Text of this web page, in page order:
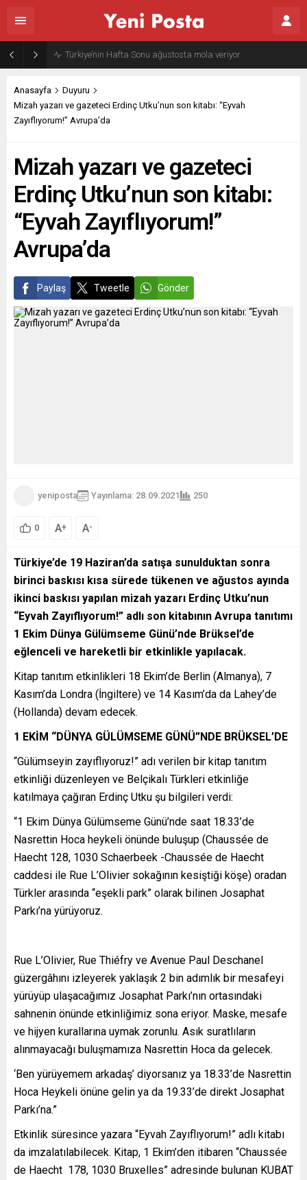
Gazze’nin geleceği: Teknokratik kontrol mü, kolonializm mi?
Anasayfa
Duyuru
Mizah yazarı ve gazeteci Erdinç Utku’nun son kitabı: “Eyvah
Zayıflıyorum!” Avrupa’da
Mizah yazarı ve gazeteci
Erdinç Utku’nun son kitabı:
“Eyvah Zayıflıyorum!”
Avrupa’da
Paylaş Tweetle Gönder
yeniposta Yayınlama: 28.09.2021 250
0 A+ A-
Türkiye’de 19 Haziran’da satışa sunulduktan sonra
birinci baskısı kısa sürede tükenen ve ağustos ayında
ikinci baskısı yapılan mizah yazarı Erdinç Utku’nun
“Eyvah Zayıflıyorum!” adlı son kitabının Avrupa tanıtımı
1 Ekim Dünya Gülümseme Günü’nde Brüksel’de
eğlenceli ve hareketli bir etkinlikle yapılacak.
Kitap tanıtım etkinlikleri 18 Ekim’de Berlin (Almanya), 7
Kasım’da Londra (İngiltere) ve 14 Kasım’da da Lahey’de
(Hollanda) devam edecek.
1 EKİM “DÜNYA GÜLÜMSEME GÜNÜ”NDE BRÜKSEL’DE
“Gülümseyin zayıflıyoruz!” adı verilen bir kitap tanıtım
etkinliği düzenleyen ve Belçikalı Türkleri etkinliğe
katılmaya çağıran Erdinç Utku şu bilgileri verdi:
“1 Ekim Dünya Gülümseme Günü’nde saat 18.33’de
Nasrettin Hoca heykeli önünde buluşup (Chaussée de
Haecht 128, 1030 Schaerbeek -Chaussée de Haecht
caddesi ile Rue L’Olivier sokağının kesiştiği köşe) oradan
Türkler arasında “eşekli park” olarak bilinen Josaphat
Parkı’na yürüyoruz.
Rue L’Olivier, Rue Thiéfry ve Avenue Paul Deschanel
güzergâhını izleyerek yaklaşık 2 bin adımlık bir mesafeyi
yürüyüp ulaşacağımız Josaphat Parkı’nın ortasındaki
sahnenin önünde etkinliğimiz sona eriyor. Maske, mesafe
ve hijyen kurallarına uymak zorunlu. Asık suratlıların
alınmayacağı buluşmamıza Nasrettin Hoca da gelecek.
‘Ben yürüyemem arkadaş’ diyorsanız ya 18.33’de Nasrettin
Hoca Heykeli önüne gelin ya da 19.33’de direkt Josaphat
Parkı’na.”
Etkinlik süresince yazara “Eyvah Zayıflıyorum!” adlı kitabı
da imzalatılabilecek. Kitap, 1 Ekim’den itibaren “Chaussée
de Haecht 178, 1030 Bruxelles” adresinde bulunan KUBAT